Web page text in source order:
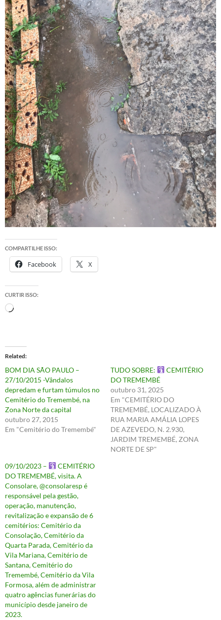
COMPARTILHE ISSO:
Facebook X
CURTIR ISSO:
Carregando...
Related
BOM DIA SÃO PAULO –
27/10/2015 -Vândalos
depredam e furtam túmulos no
Cemitério do Tremembé, na
Zona Norte da capital
outubro 27, 2015
Em "Cemitério do Tremembé"
TUDO SOBRE:
CEMITÉRIO
DO TREMEMBÉ
outubro 31, 2025
Em "CEMITÉRIO DO
TREMEMBÉ, LOCALIZADO À
RUA MARIA AMÁLIA LOPES
DE AZEVEDO, N. 2.930,
JARDIM TREMEMBÉ, ZONA
NORTE DE SP"
09/10/2023 –
CEMITÉRIO
DO TREMEMBÉ, visita. A
Consolare, @consolaresp é
responsável pela gestão,
operação, manutenção,
revitalização e expansão de 6
cemitérios: Cemitério da
Consolação, Cemitério da
Quarta Parada, Cemitério da
Vila Mariana, Cemitério de
Santana, Cemitério do
Tremembé, Cemitério da Vila
Formosa, além de administrar
quatro agências funerárias do
município desde janeiro de
2023.